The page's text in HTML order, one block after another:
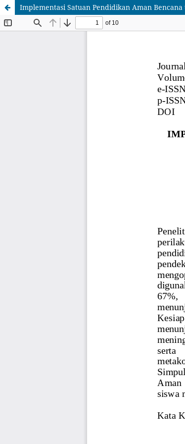
Implementasi Satuan Pendidikan Aman